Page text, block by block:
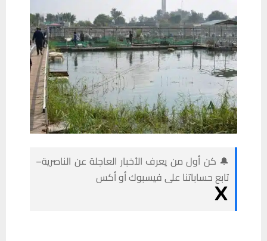
🔔 كن أول من يعرف الأخبار العاجلة عن الناصرية–
تابع حساباتنا على فيسبوك أو أكس